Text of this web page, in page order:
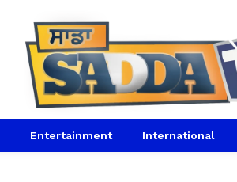
Entertainment International